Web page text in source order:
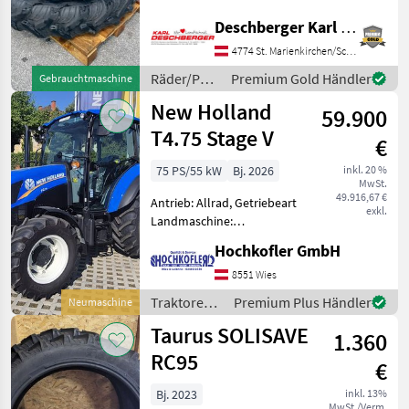
MARKTPLATZ
Marktplatz Händlerangebote Kleinanzeigen
Gebrauchtmaschine
R32 Pflegeräder mit 8-Loch
Dm: 290 mm, Bolzena
Deschberger Karl Landtechnik GesmbH & Co KG
4774 St. Marienkirchen/Schärding
Räder/Pneu/Felgen
/ Taurus
Premium Gold Händler
Neumaschine
New Holland
T4.75 Stage V
59.900
€
inkl. 20 %
MwSt.
49.916,67 €
exkl.
75 PS/55 kW
Bj. 2026
Antrieb: Allrad, Getriebeart
Landmaschine:
Plattform: Kabine,
Zapfwellendrehzahl:
540/540E,
Höchstgeschwindigkeit in
km/h: 40 km/h, Aufladung:
Turbola
Hochkofler GmbH
8551 Wies
Traktoren /
New
Holland
Premium Plus Händler
Taurus SOLISAVE
RC95
1.360
€
inkl. 13%
Bj. 2023